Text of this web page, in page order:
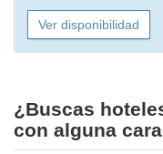
Ver disponibilidad
¿Buscas
con alguna